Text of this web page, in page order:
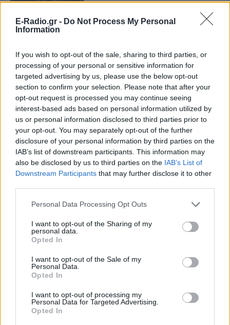
E-Radio.gr - Do Not Process My Personal
Information
If you wish to opt-out of the sale, sharing to third parties, or
processing of your personal or sensitive information for
targeted advertising by us, please use the below opt-out
section to confirm your selection. Please note that after your
opt-out request is processed you may continue seeing
interest-based ads based on personal information utilized by
us or personal information disclosed to third parties prior to
your opt-out. You may separately opt-out of the further
disclosure of your personal information by third parties on the
IAB’s list of downstream participants. This information may
also be disclosed by us to third parties on the IAB’s List of
Downstream Participants that may further disclose it to other
Personal Data Processing Opt Outs
I want to opt-out of the Sharing of my
personal data.
Opted In
I want to opt-out of the Sale of my
Personal Data.
Opted In
I want to opt-out of processing my
Personal Data for Targeted Advertising.
Opted In
Βίντεο που φέρεται να δείχνει βίαιη
«busification».
Ουκρανία: Βίντεο σοκ με
19χρονο να οδηγείται με τη βία
για επιστράτευση ‑ Τι είναι το
«busification»
Βίντεο που φέρεται να δείχνει βίαιη
μεταφορά άνδρα για στρατιωτική
επιστράτευση στην Ουκρανία
επαναφέρει τη συζήτηση για το λεγόμενο
«busification».
Πάρο: 4χρονος έχασε τη ζωή
του σε πισίνα beach bar –
Βούτηξε ο μπάρμαν για να τον
ανασύρει
ΧΤΕΣ
βρισκόταν κοντά στο παιδί εκείνη την